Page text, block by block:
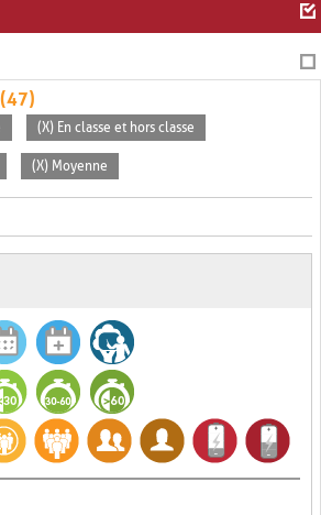
(47)
(X) En classe et hors classe
(X) Moyenne